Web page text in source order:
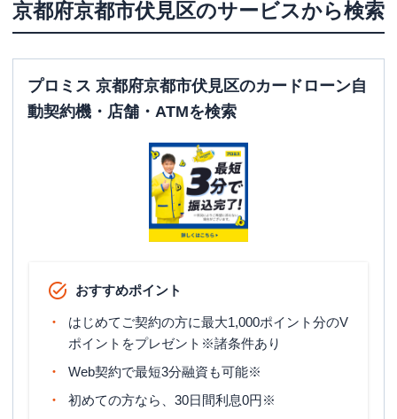
営業時間
土曜
：09:00-21:00
09:00-21:00
ATM営業時間
平日：24時間
日祝： 24時間
ATM
〇
京都府京都市伏見区桃山町西尾１０-１キ
ャッシングプラザ２Ｆ
京都府京都市伏見区のサービスから検索
プロミス 京都府京都市伏見区のカードローン自
動契約機・店舗・ATMを検索
おすすめポイント
はじめてご契約の方に最大1,000ポイント分のV
ポイントをプレゼント※諸条件あり
Web契約で最短3分融資も可能※
初めての方なら、30日間利息0円※